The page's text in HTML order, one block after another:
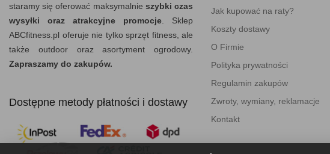
staramy się oferować maksymalnie szybki czas
wysyłki oraz atrakcyjne promocje . Sklep
ABCfitness.pl oferuje nie tylko sprzęt fitness, ale
także outdoor oraz asortyment ogrodowy.
Zapraszamy do zakupów.
Dostępne metody płatności i dostawy
Jak kupować na raty?
Koszty dostawy
O Firmie
Polityka prywatności
Regulamin zakupów
Zwroty, wymiany, reklamacje
Kontakt